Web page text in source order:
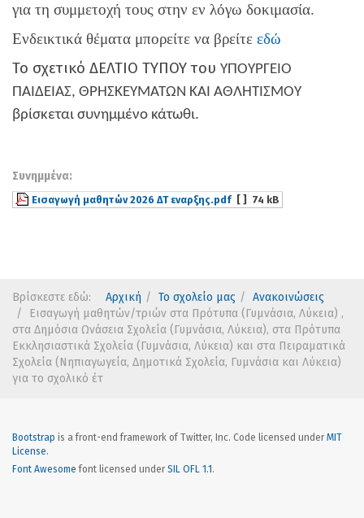
για τη συμμετοχή τους στην εν λόγω δοκιμασία.
Ενδεικτικά θέματα μπορείτε να βρείτε εδώ
Το σχετικό ΔΕΛΤΙΟ ΤΥΠΟΥ του ΥΠΟΥΡΓΕΙΟ
ΠΑΙΔΕΙΑΣ, ΘΡΗΣΚΕΥΜΑΤΩΝ ΚΑΙ ΑΘΛΗΤΙΣΜΟΥ
βρίσκεται συνημμένο κάτωθι.
Συνημμένα:
Εισαγωγή μαθητών 2026 ΔΤ εναρξης.pdf [ ] 74 kB
Βρίσκεστε εδώ: Αρχική Το σχολείο μας
Ανακοινώσεις
Εισαγωγή μαθητών/τριών στα Πρότυπα (Γυμνάσια, Λύκεια) ,
στα Δημόσια Ωνάσεια Σχολεία (Γυμνάσια, Λύκεια), στα Πρότυπα
Εκκλησιαστικά Σχολεία (Γυμνάσια, Λύκεια) και στα Πειραματικά
Σχολεία (Νηπιαγωγεία, Δημοτικά Σχολεία, Γυμνάσια και Λύκεια)
για το σχολικό έτ
Bootstrap is a front-end framework of Twitter, Inc. Code licensed underMIT
License.
Font Awesome font licensed underSIL OFL 1.1 .